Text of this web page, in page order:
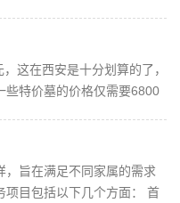
这在西安是十分划算的了，
些特价墓的价格仅需要6800
，旨在满足不同家属的需求
项目包括以下几个方面： 首